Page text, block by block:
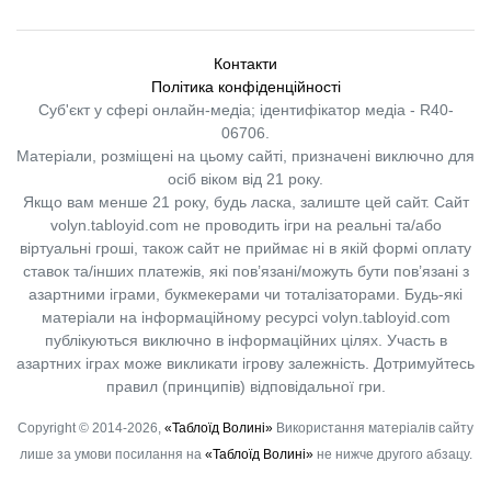
Контакти
Політика конфіденційності
Суб'єкт у сфері онлайн-медіа; ідентифікатор медіа - R40-
06706.
Матеріали, розміщені на цьому сайті, призначені виключно для
осіб віком від 21 року.
Якщо вам менше 21 року, будь ласка, залиште цей сайт. Сайт
volyn.tabloyid.com не проводить ігри на реальні та/або
віртуальні гроші, також сайт не приймає ні в якій формі оплату
ставок та/інших платежів, які пов’язані/можуть бути пов’язані з
азартними іграми, букмекерами чи тоталізаторами. Будь-які
матеріали на інформаційному ресурсі volyn.tabloyid.com
публікуються виключно в інформаційних цілях. Участь в
азартних іграх може викликати ігрову залежність. Дотримуйтесь
правил (принципів) відповідальної гри.
Copyright © 2014-2026, «Таблоїд Волині» Використання матеріалів сайту
лише за умови посилання на «Таблоїд Волині»не нижче другого абзацу.